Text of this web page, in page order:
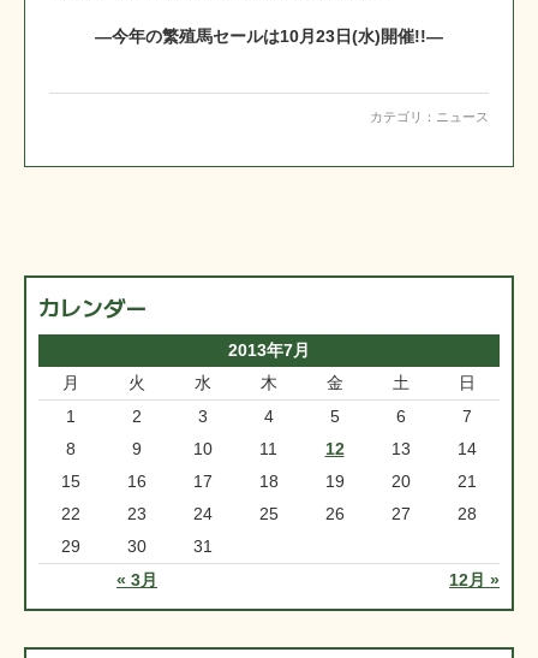
―今年の繁殖馬セールは10月23日(水)開催!!―
カテゴリ： ニュース
カレンダー
2013年7月
月
火 水 木 金 土 日
« 3月 12月 »
1 2 3 4 5 6
7
8
9 10 11 12 13
14
15
16 17 18 19 20
21
22
23 24 25 26 27
28
29
30 31